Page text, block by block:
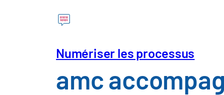
Numériser les processus
amc
d'approvisionnement. L'objectif est